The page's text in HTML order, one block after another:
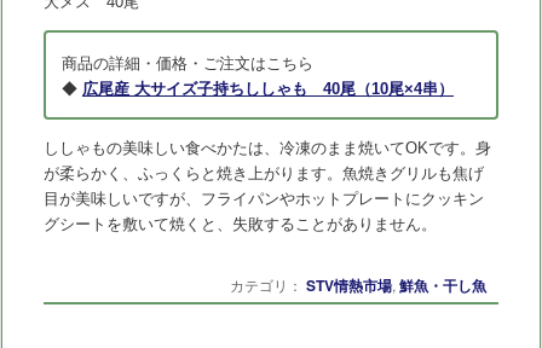
商品の詳細・価格・ご注文はこちら
◆ 広尾産 大サイズ子持ちししゃも 40尾（10尾×4串）
ししゃもの美味しい食べかたは、冷凍のまま焼いてOKです。身
が柔らかく、ふっくらと焼き上がります。魚焼きグリルも焦げ
目が美味しいですが、フライパンやホットプレートにクッキン
グシートを敷いて焼くと、失敗することがありません。
カテゴリ：STV情熱市場,鮮魚・干し魚